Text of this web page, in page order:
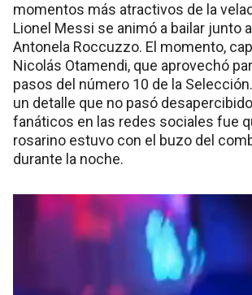
momentos más atractivos de la
Lionel Messi se animó a bailar junto
Antonela Roccuzzo. El momento,
Nicolás Otamendi, que aprovechó
pasos del número 10 de la
un detalle que no pasó
fanáticos en las redes sociales fue
rosarino estuvo con el buzo del
durante la noche.